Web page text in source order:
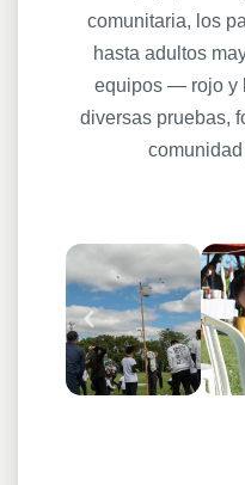
comunitaria, los
hasta adultos
equipos — rojo y
diversas pruebas,